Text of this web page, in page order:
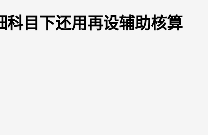
科目下还用再设辅助核算